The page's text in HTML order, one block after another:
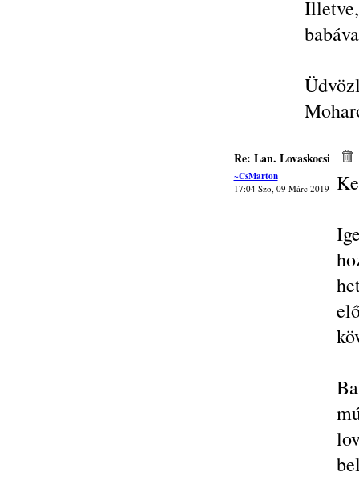
Re: Lan. Lovaskocsi
~CsMarton
17:04 Szo, 09 Márc 2019